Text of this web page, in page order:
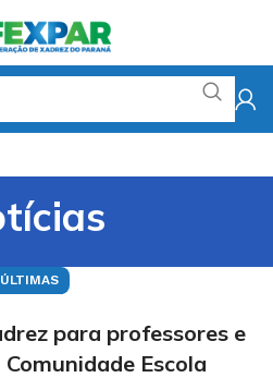
ÚLTIMAS
para professores e
Escola